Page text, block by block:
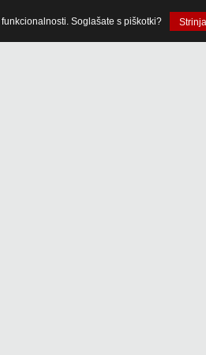
Soglašate s piškotki?